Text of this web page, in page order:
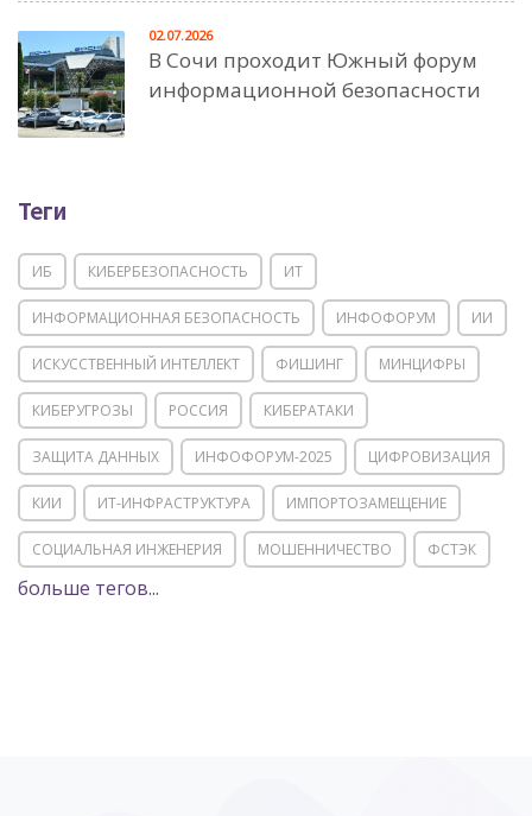
В Сочи проходит Южный форум
информационной безопасности
02.07.2026
Теги
ИБ КИБЕРБЕЗОПАСНОСТЬ ИТ
ИНФОРМАЦИОННАЯ БЕЗОПАСНОСТЬ ИНФОФОРУМ ИИ
ИСКУССТВЕННЫЙ ИНТЕЛЛЕКТ ФИШИНГ МИНЦИФРЫ
КИБЕРУГРОЗЫ РОССИЯ КИБЕРАТАКИ
ЗАЩИТА ДАННЫХ ИНФОФОРУМ-2025 ЦИФРОВИЗАЦИЯ
КИИ ИТ-ИНФРАСТРУКТУРА ИМПОРТОЗАМЕЩЕНИЕ
СОЦИАЛЬНАЯ ИНЖЕНЕРИЯ МОШЕННИЧЕСТВО ФСТЭК
POSITIVE TECHNOLOGIES
больше тегов...